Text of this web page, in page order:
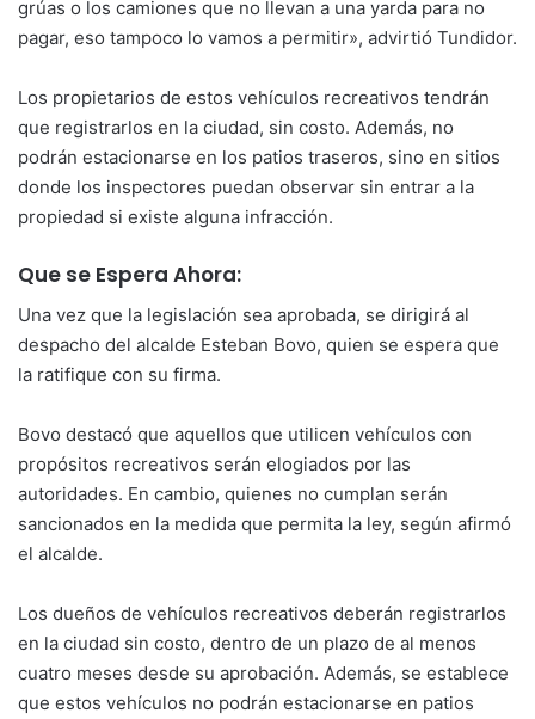
grúas o los camiones que no llevan a una yarda para no
pagar, eso tampoco lo vamos a permitir», advirtió Tundidor.
Los propietarios de estos vehículos recreativos tendrán
que registrarlos en la ciudad, sin costo. Además, no
podrán estacionarse en los patios traseros, sino en sitios
donde los inspectores puedan observar sin entrar a la
propiedad si existe alguna infracción.
Que se Espera Ahora:
Una vez que la legislación sea aprobada, se dirigirá al
despacho del alcalde Esteban Bovo, quien se espera que
la ratifique con su firma.
Bovo destacó que aquellos que utilicen vehículos con
propósitos recreativos serán elogiados por las
autoridades. En cambio, quienes no cumplan serán
sancionados en la medida que permita la ley, según afirmó
el alcalde.
Los dueños de vehículos recreativos deberán registrarlos
en la ciudad sin costo, dentro de un plazo de al menos
cuatro meses desde su aprobación. Además, se establece
que estos vehículos no podrán estacionarse en patios